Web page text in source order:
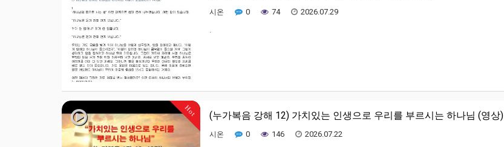
시온 0 74 2026.07.29
.
Hot (누가복음 강해 12) 가치있는 인생으로 우리를 부르시는 하나님 (영상)
시온 0 146 2026.07.22